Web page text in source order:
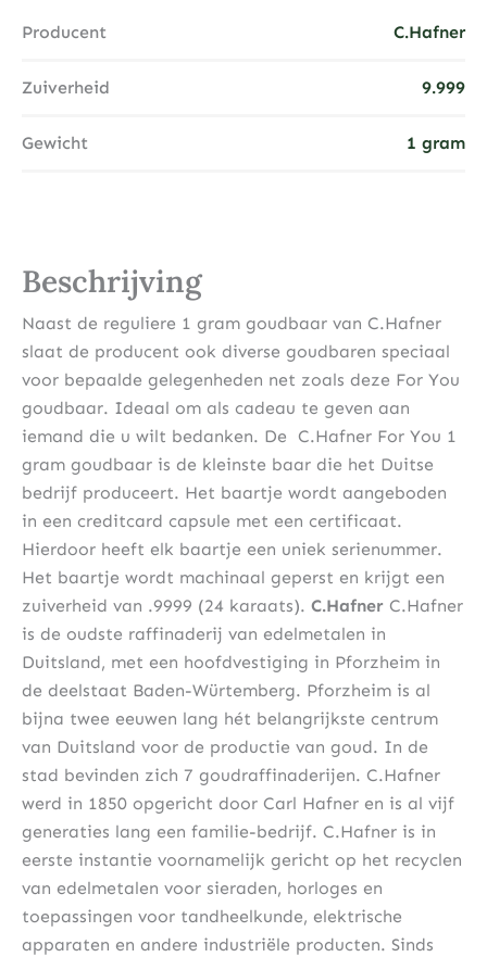
Producent C.Hafner
Zuiverheid 9.999
Gewicht 1 gram
Beschrijving
Naast de reguliere 1 gram goudbaar van C.Hafner
slaat de producent ook diverse goudbaren speciaal
voor bepaalde gelegenheden net zoals deze For You
goudbaar. Ideaal om als cadeau te geven aan
iemand die u wilt bedanken. De C.Hafner For You 1
gram goudbaar is de kleinste baar die het Duitse
bedrijf produceert. Het baartje wordt aangeboden
in een creditcard capsule met een certificaat.
Hierdoor heeft elk baartje een uniek serienummer.
Het baartje wordt machinaal geperst en krijgt een
zuiverheid van .9999 (24 karaats). C.Hafner C.Hafner
is de oudste raffinaderij van edelmetalen in
Duitsland, met een hoofdvestiging in Pforzheim in
de deelstaat Baden-Würtemberg. Pforzheim is al
bijna twee eeuwen lang hét belangrijkste centrum
van Duitsland voor de productie van goud. In de
stad bevinden zich 7 goudraffinaderijen. C.Hafner
werd in 1850 opgericht door Carl Hafner en is al vijf
generaties lang een familie-bedrijf. C.Hafner is in
eerste instantie voornamelijk gericht op het recyclen
van edelmetalen voor sieraden, horloges en
toepassingen voor tandheelkunde, elektrische
apparaten en andere industriële producten. Sinds